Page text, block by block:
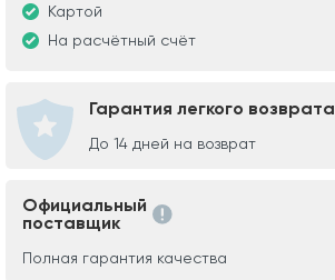
Картой
На расчётный счёт
Гарантия легкого возврата
До 14 дней на возврат
Официальный
поставщик
Полная гарантия качества